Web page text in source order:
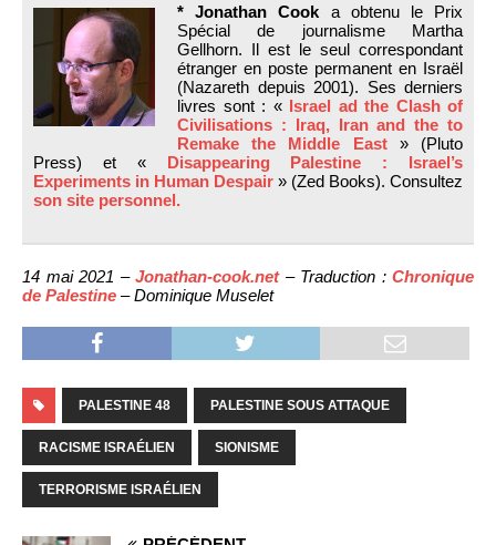
* Jonathan Cook a obtenu le Prix
Spécial de journalisme Martha
Gellhorn. Il est le seul correspondant
étranger en poste permanent en Israël
(Nazareth depuis 2001). Ses derniers
livres sont : « Israel ad the Clash of
Civilisations : Iraq, Iran and the to
Remake the Middle East» (Pluto
Press) et « Disappearing Palestine : Israel’s
Experiments in Human Despair » (Zed Books). Consultez
son site personnel.
14 mai 2021 – Jonathan-cook.net– Traduction : Chronique
de Palestine – Dominique Muselet
PALESTINE 48 PALESTINE SOUS ATTAQUE
RACISME ISRAÉLIEN SIONISME
TERRORISME ISRAÉLIEN